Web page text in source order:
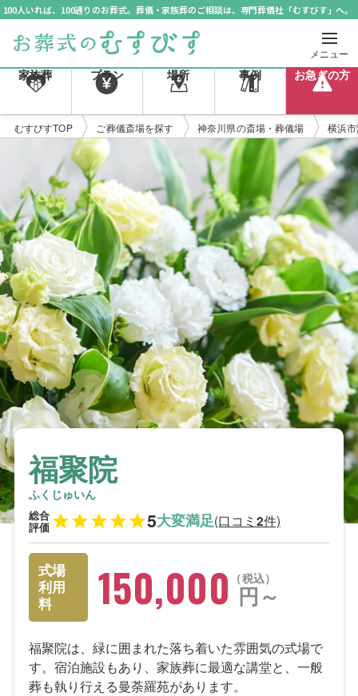
100人いれば、100通りのお葬式。葬儀・家族葬のご相談は、専門葬儀社「むすびす」へ。
メニュー
家族葬 プラン 場所 事例 お急ぎの方
むすびすTOP ご葬儀斎場を探す 神奈川県の斎場・葬儀場 横浜
福聚院
ふくじゅいん
総合
評価 5大変満足(口コミ 2件)
式場
利用
料
税込
150,000 円～
福聚院は、緑に囲まれた落ち着いた雰囲気の式場で
す。宿泊施設もあり、家族葬に最適な講堂と、一般
葬も執り行える曼荼羅苑があります。